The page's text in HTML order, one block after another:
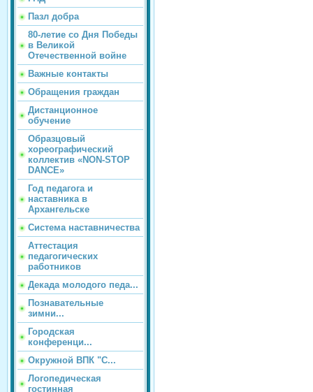
Пазл добра
80-летие со Дня Победы
в Великой
Отечественной войне
Важные контакты
Обращения граждан
Дистанционное
обучение
Образцовый
хореографический
коллектив «NON-STOP
DANCE»
Год педагога и
наставника в
Архангельске
Система наставничества
Аттестация
педагогических
работников
Декада молодого педа...
Познавательные
зимни...
Городская
конференци...
Окружной ВПК "С...
Логопедическая
гостинная